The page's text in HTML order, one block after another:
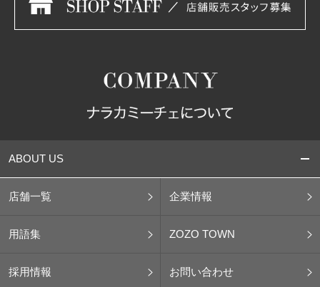
ABOUT US
店舗一覧 企業情報
用語集 ZOZO TOWN
採用情報 お問い合わせ